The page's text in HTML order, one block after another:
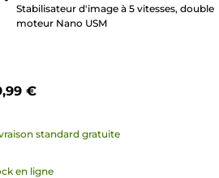
Stabilisateur d'image à 5 vitesses, double
moteur Nano USM
€
standard gratuite
en ligne